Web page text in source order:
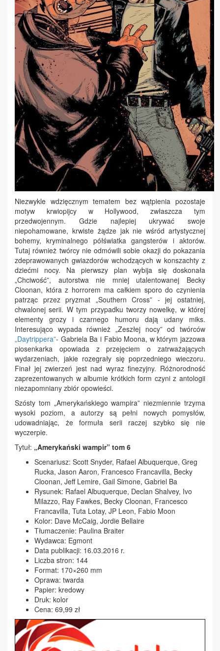
Niezwykle wdzięcznym tematem bez wątpienia pozostaje
motyw krwiopijcy w Hollywood, zwłaszcza tym
przedwojennym. Gdzie najlepiej ukrywać swoje
niepohamowane, krwiste żądze jak nie wśród artystycznej
bohemy, kryminalnego półświatka gangsterów i aktorów.
Tutaj również twórcy nie odmówili sobie okazji do pokazania
zdeprawowanych gwiazdorów wchodzących w konszachty z
dziećmi nocy. Na pierwszy plan wybija się doskonała
„Chciwość”, autorstwa nie mniej utalentowanej Becky
Cloonan, która z horrorem ma całkiem sporo do czynienia
patrząc przez pryzmat „Southern Cross” - jej ostatniej,
chwalonej serii. W tym przypadku tworzy nowelkę, w której
elementy grozy i czarnego humoru dają udany miks.
Interesująco wypada również „Zeszłej nocy” od twórców
„Daytrippera”- Gabriela Ba i Fabio Moona, w którym jazzowa
piosenkarka opowiada z przejęciem o zatrważających
wydarzeniach, jakie rozegrały się poprzedniego wieczoru.
Finał jej zwierzeń jest nad wyraz finezyjny. Różnorodność
zaprezentowanych w albumie krótkich form czyni z antologii
niezapomniany zbiór opowieści.
Szósty tom „Amerykańskiego wampira” niezmiennie trzyma
wysoki poziom, a autorzy są pełni nowych pomysłów,
udowadniając, że formuła serii raczej szybko się nie
wyczerpie.
Tytuł: „Amerykański wampir” tom 6
Scenariusz: Scott Snyder, Rafael Albuquerque, Greg
Rucka, Jason Aaron, Francesco Francavilla, Becky
Cloonan, Jeff Lemire, Gail Simone, Gabriel Ba
Rysunek: Rafael Albuquerque, Declan Shalvey, Ivo
Milazzo, Ray Fawkes, Becky Cloonan, Francesco
Francavilla, Tuta Lotay, JP Leon, Fabio Moon
Kolor: Dave McCaig, Jordie Bellaire
Tłumaczenie: Paulina Braiter
Wydawca: Egmont
Data publikacji: 16.03.2016 r.
Liczba stron: 144
Format: 170×260 mm
Oprawa: twarda
Papier: kredowy
Druk: kolor
Cena: 69,99 zł